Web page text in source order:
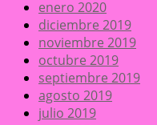
enero 2020
diciembre 2019
noviembre 2019
octubre 2019
septiembre 2019
agosto 2019
julio 2019